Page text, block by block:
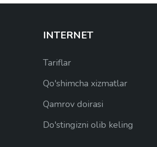
INTERNET
Tariflar
Qo'shimcha xizmatlar
Qamrov doirasi
Do'stingizni olib keling